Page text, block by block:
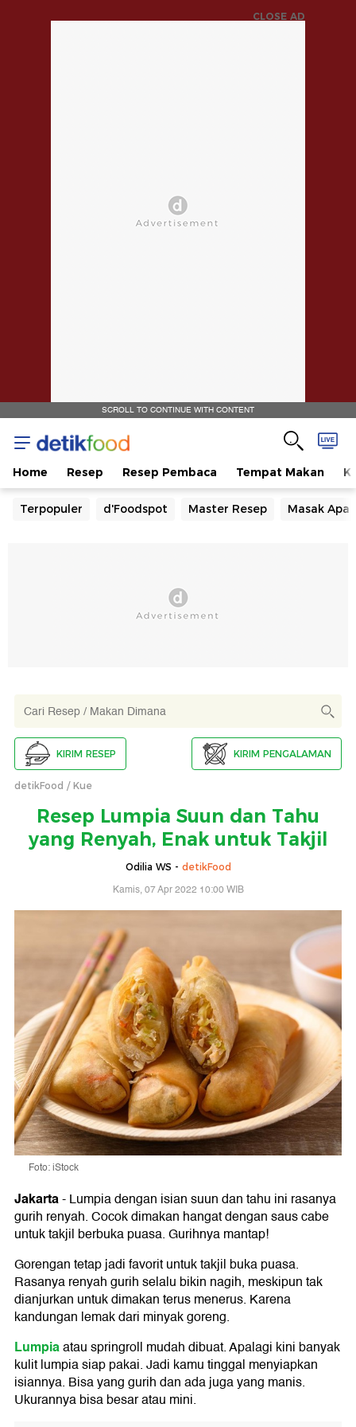
CLOSE AD
SCROLL TO CONTINUE WITH CONTENT
Home Resep Resep Pembaca Tempat Makan
Terpopuler d'Foodspot Master Resep Masak Apa
KIRIM RESEP KIRIM PENGALAMAN
detikFood Kue
Resep Lumpia Suun dan Tahu
yang Renyah, Enak untuk Takjil
Odilia WS - detikFood
Kamis, 07 Apr 2022 10:00 WIB
Foto: iStock
Jakarta-Lumpia dengan isian suun dan tahu ini rasanya
gurih renyah. Cocok dimakan hangat dengan saus cabe
untuk takjil berbuka puasa. Gurihnya mantap!
Gorengan tetap jadi favorit untuk takjil buka puasa.
Rasanya renyah gurih selalu bikin nagih, meskipun tak
dianjurkan untuk dimakan terus menerus. Karena
kandungan lemak dari minyak goreng.
Lumpiaatau springroll mudah dibuat. Apalagi kini banyak
kulit lumpia siap pakai. Jadi kamu tinggal menyiapkan
isiannya. Bisa yang gurih dan ada juga yang manis.
Ukurannya bisa besar atau mini.